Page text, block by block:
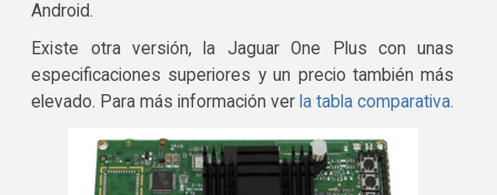
Android.
Existe otra versión, la Jaguar One Plus con unas
especificaciones superiores y un precio también más
elevado. Para más información ver la tabla comparativa.